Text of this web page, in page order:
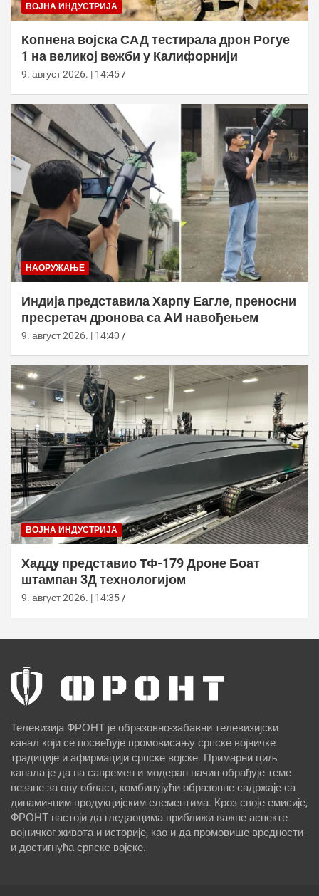
ВОЈНА ИНДУСТРИЈА
Копнена војска САД тестирала дрон Рогуе
1 на великој вежби у Калифорнији
9. август 2026. | 14:45
НАОРУЖАЊЕ
Индија представила Харпy Еагле, преносни
пресретач дронова са АИ навођењем
9. август 2026. | 14:40
ВОЈНА ИНДУСТРИЈА
Хаддy представио ТФ-179 Дроне Боат
штампан 3Д технологијом
9. август 2026. | 14:35
Телевизија ФРОНТ је образовно-забавни телевизијски
канал који се посвећује промовисању српске војничке
традиције и афирмацији српске војске. Примарни циљ
канала је да на савремен и модеран начин обрађује теме
везане за ову област, комбинујући образовне садржаје са
динамичним продукцијским елементима. Кроз своје емисије,
ФРОНТ настоји да гледаоцима приближи важне аспекте
војничког живота и историје, као и да промовише вредности
и достигнућа српске војске.